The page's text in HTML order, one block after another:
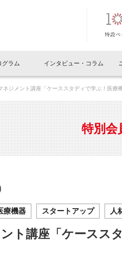
特別会員開催
出展・参加
グラム
What's
インタビュー・コラム
ベンチャーイン
サポーターコラ
プレスリリース
海外関連
Why in
サポーター紹介
パンフレット
特別会員につい
オフィス・ラボ
ネジメント講座「ケーススタディで学ぶ！医療
特別会
療機器 スタートアップ 人
ト講座「ケースス